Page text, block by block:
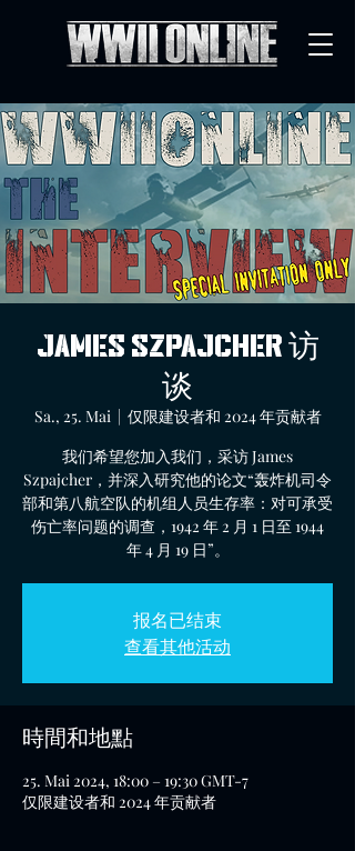
James Szpajcher 访
谈
Sa., 25. Mai
  |
仅限建设者和 2024 年贡献者
我们希望您加入我们，采访 James
Szpajcher，并深入研究他的论文“轰炸机司令
部和第八航空队的机组人员生存率：对可承受
伤亡率问题的调查，1942 年 2 月 1 日至 1944
年 4 月 19 日”。
报名已结束
查看其他活动
時間和地點
25. Mai 2024, 18:00 – 19:30 GMT-7
仅限建设者和 2024 年贡献者